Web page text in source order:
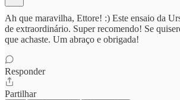
Ah que maravilha, Ettore! :) Este ensaio da
de extraordinário. Super recomendo! Se
que achaste. Um abraço e obrigada!
Responder
Partilhar